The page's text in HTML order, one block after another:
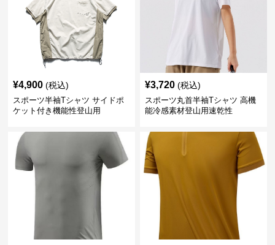
¥4,900 (税込)
スポーツ半袖Tシャツ サイドポ
ケット付き機能性登山用
¥3,720 (税込)
スポーツ丸首半袖Tシャツ 高機
能冷感素材登山用速乾性